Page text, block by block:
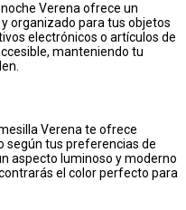
Verena ofrece un
organizado para tus objetos
electrónicos o artículos de
manteniendo tu
Verena te ofrece
según tus preferencias de
aspecto luminoso y moderno
el color perfecto para